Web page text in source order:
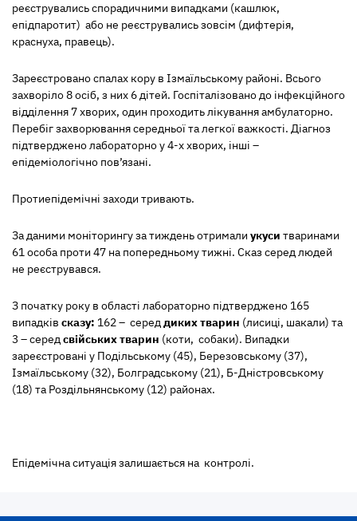
реєструвались спорадичними випадками (кашлюк,
епідпаротит) або не реєструвались зовсім (дифтерія,
краснуха, правець).
Зареєстровано спалах кору в Ізмаїльському районі. Всього
захворіло 8 осіб, з них 6 дітей. Госпіталізовано до інфекційного
відділення 7 хворих, один проходить лікування амбулаторно.
Перебіг захворювання середньої та легкої важкості. Діагноз
підтверджено лабораторно у 4-х хворих, інші –
епідеміологічно пов’язані.
Протиепідемічні заходи тривають.
За даними моніторингу за тиждень отримали укуси тваринами
61 особа проти 47 на попередньому тижні. Сказ серед людей
не реєструвався.
З початку року в області лабораторно підтверджено 165
випадків сказу: 162 – середдиких тварин (лисиці, шакали) та
3 – середсвійських тварин (коти, собаки). Випадки
зареєстровані у Подільському (45), Березовському (37),
Ізмаїльському (32), Болградському (21), Б-Дністровському
(18) та Роздільнянському (12) районах.
Епідемічна ситуація залишається на контролі.